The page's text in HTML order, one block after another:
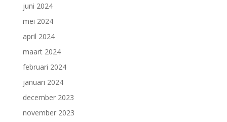
juni 2024
mei 2024
april 2024
maart 2024
februari 2024
januari 2024
december 2023
november 2023